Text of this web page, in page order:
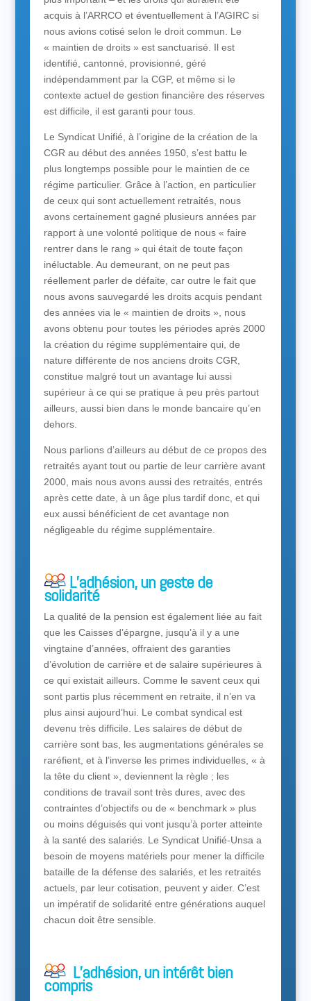
acquis à l’ARRCO et éventuellement à l’AGIRC si
nous avions cotisé selon le droit commun. Le
« maintien de droits » est sanctuarisé. Il est
identifié, cantonné, provisionné, géré
indépendamment par la CGP, et même si le
contexte actuel de gestion financière des réserves
est difficile, il est garanti pour tous.
Le Syndicat Unifié, à l’origine de la création de la
CGR au début des années 1950, s’est battu le
plus longtemps possible pour le maintien de ce
régime particulier. Grâce à l’action, en particulier
de ceux qui sont actuellement retraités, nous
avons certainement gagné plusieurs années par
rapport à une volonté politique de nous « faire
rentrer dans le rang » qui était de toute façon
inéluctable. Au demeurant, on ne peut pas
réellement parler de défaite, car outre le fait que
nous avons sauvegardé les droits acquis pendant
des années via le « maintien de droits », nous
avons obtenu pour toutes les périodes après 2000
la création du régime supplémentaire qui, de
nature différente de nos anciens droits CGR,
constitue malgré tout un avantage lui aussi
supérieur à ce qui se pratique à peu près partout
ailleurs, aussi bien dans le monde bancaire qu’en
dehors.
Nous parlions d’ailleurs au début de ce propos des
retraités ayant tout ou partie de leur carrière avant
2000, mais nous avons aussi des retraités, entrés
après cette date, à un âge plus tardif donc, et qui
eux aussi bénéficient de cet avantage non
négligeable du régime supplémentaire.
L’adhésion, un geste de
solidarité
La qualité de la pension est également liée au fait
que les Caisses d’épargne, jusqu’à il y a une
vingtaine d’années, offraient des garanties
d’évolution de carrière et de salaire supérieures à
ce qui existait ailleurs. Comme le savent ceux qui
sont partis plus récemment en retraite, il n’en va
plus ainsi aujourd’hui. Le combat syndical est
devenu très difficile. Les salaires de début de
carrière sont bas, les augmentations générales se
raréfient, et à l’inverse les primes individuelles, « à
la tête du client », deviennent la règle ; les
conditions de travail sont très dures, avec des
contraintes d’objectifs ou de « benchmark » plus
ou moins déguisés qui vont jusqu’à porter atteinte
à la santé des salariés. Le Syndicat Unifié-Unsa a
besoin de moyens matériels pour mener la difficile
bataille de la défense des salariés, et les retraités
actuels, par leur cotisation, peuvent y aider. C’est
un impératif de solidarité entre générations auquel
chacun doit être sensible.
L’adhésion, un intérêt bien
compris